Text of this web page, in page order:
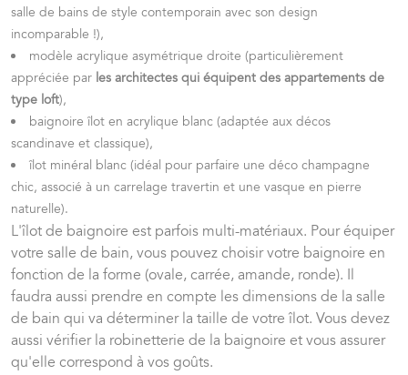
salle de bains de style contemporain avec son design
incomparable !),
modèle acrylique asymétrique droite (particulièrement
appréciée par les architectes qui équipent des appartements de
type loft),
baignoire îlot en acrylique blanc (adaptée aux décos
scandinave et classique),
îlot minéral blanc (idéal pour parfaire une déco champagne
chic, associé à un carrelage travertin et une vasque en pierre
naturelle).
L'îlot de baignoire est parfois multi-matériaux. Pour équiper
votre salle de bain, vous pouvez choisir votre baignoire en
fonction de la forme (ovale, carrée, amande, ronde). Il
faudra aussi prendre en compte les dimensions de la salle
de bain qui va déterminer la taille de votre îlot. Vous devez
aussi vérifier la robinetterie de la baignoire et vous assurer
qu'elle correspond à vos goûts.